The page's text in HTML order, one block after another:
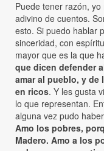
Puede tener razón,
adivino de cuentos.
esto. Si puedo hablar
sinceridad, con
mayor que es la que
que dicen defender
amar al pueblo, y de
en ricos. Y les gusta
lo que representan.
alguna vez pudo
Amo los pobres,
Madero. Amo a los